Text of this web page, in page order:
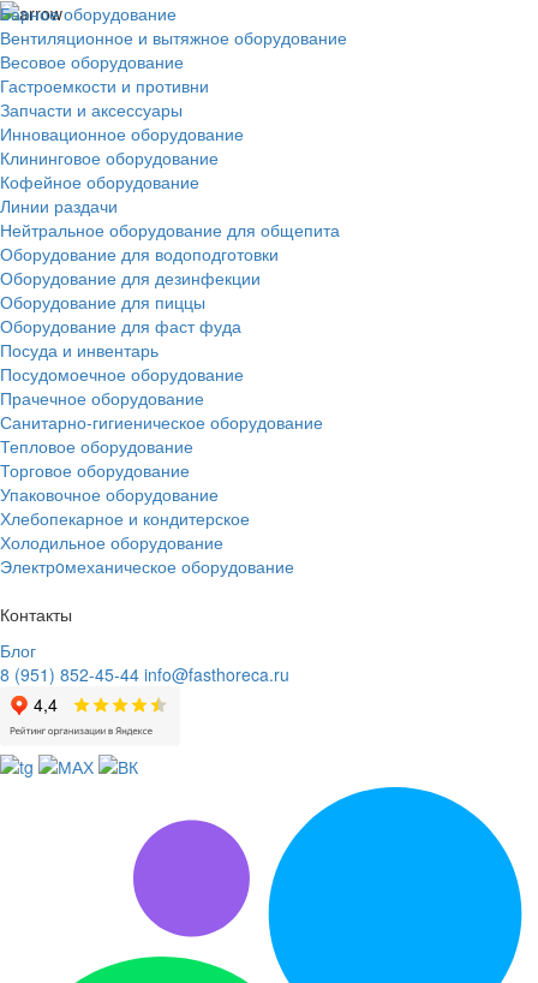
Барное оборудование
Вентиляционное и вытяжное оборудование
Весовое оборудование
Гастроемкости и противни
Запчасти и аксессуары
Инновационное оборудование
Клининговое оборудование
Кофейное оборудование
Линии раздачи
Нейтральное оборудование для общепита
Оборудование для водоподготовки
Оборудование для дезинфекции
Оборудование для пиццы
Оборудование для фаст фуда
Посуда и инвентарь
Посудомоечное оборудование
Прачечное оборудование
Санитарно-гигиеническое оборудование
Тепловое оборудование
Торговое оборудование
Упаковочное оборудование
Хлебопекарное и кондитерское
Холодильное оборудование
Электрoмеханическое оборудование
Контакты
Блог
8 (951) 852-45-44 info@fasthoreca.ru